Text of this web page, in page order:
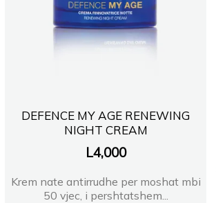
DEFENCE MY AGE RENEWING
NIGHT CREAM
L4,000
Krem nate antirrudhe per moshat mbi
50 vjec, i pershtatshem...